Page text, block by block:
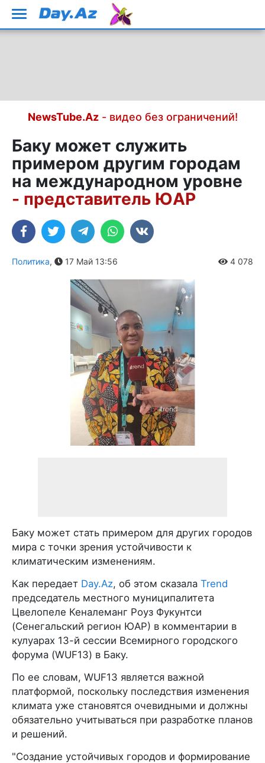
NewsTube.Az- видео без ограничений!
Баку может служить
примером другим городам
на международном уровне
- представитель ЮАР
Политика, 17 Май 13:56 4 078
Баку может стать примером для других городов
мира с точки зрения устойчивости к
климатическим изменениям.
Как передает Day.Az, об этом сказала Trend
председатель местного муниципалитета
Цвелопеле Кеналеманг Роуз Фукунтси
(Cенeгальский регион ЮАР) в комментарии в
кулуарах 13-й сессии Всемирного городского
форума (WUF13) в Баку.
По ее словам, WUF13 является важной
платформой, поскольку последствия изменения
климата уже становятся очевидными и должны
обязательно учитываться при разработке планов
и решений.
"Создание устойчивых городов и формирование